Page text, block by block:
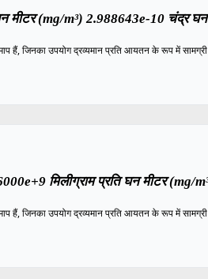
मीटर (mg/m³) 2.988643e-10 चंद्र
हैं, जिनका उपयोग द्रव्यमान प्रति आयतन के रूप में
मिलीग्राम प्रति घन मीटर (mg/
हैं, जिनका उपयोग द्रव्यमान प्रति आयतन के रूप में